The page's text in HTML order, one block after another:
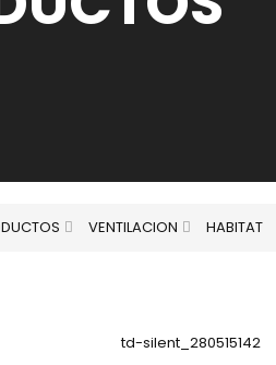
VENTILACION HABITAT